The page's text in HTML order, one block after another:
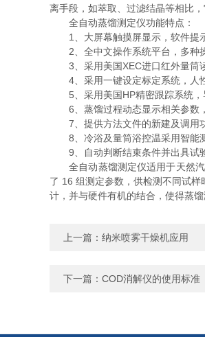
离手段，如萃取、过滤结晶等相比
全自动蒸馏测定仪功能特点：
1、大屏幕触摸屏显示，软件提
2、全中文操作系统平台，多种
3、采用美国XEC进口红外量筒
4、采用一键设定标定系统，人
5、采用美国HP精密跟踪系统，
6、蒸馏过程动态显示相关参数
7、提供方法文件的新建及调用
8、冷浴及量筒浴控温采用智能
9、自动判断结束条件并出具试
全自动蒸馏测定仪适用于天然汽
了 16 组测定参数，供检测不同试
计，并与硬件有机的结合，使得蒸
上一篇： 纳米喷雾干燥机应用
下一篇： COD消解仪的使用标准